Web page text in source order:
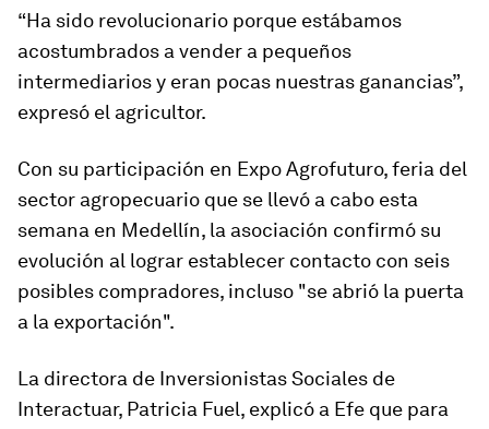
“Ha sido revolucionario porque estábamos
acostumbrados a vender a pequeños
intermediarios y eran pocas nuestras ganancias”,
expresó el agricultor.
Con su participación en Expo Agrofuturo, feria del
sector agropecuario que se llevó a cabo esta
semana en Medellín, la asociación confirmó su
evolución al lograr establecer contacto con seis
posibles compradores, incluso "se abrió la puerta
a la exportación".
La directora de Inversionistas Sociales de
Interactuar, Patricia Fuel, explicó a Efe que para